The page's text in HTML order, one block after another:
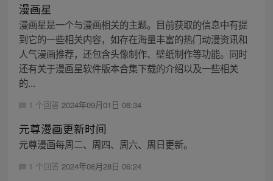
漫画星
漫画星是一个与漫画相关的主题。目前获取的信息中有提
到它的一些相关内容，如存在海量丰富的热门动漫资讯和
人气漫画推荐，还包含头像制作、壁纸制作等功能。同时
还有关于漫画星软件版本合集下载的介绍以及一些相关
的...
1 个回答 2024年09月01日 06:34
元尊漫画更新时间
元尊漫画每周二、周四、周六、周日更新。
1 个回答 2024年08月28日 06:24